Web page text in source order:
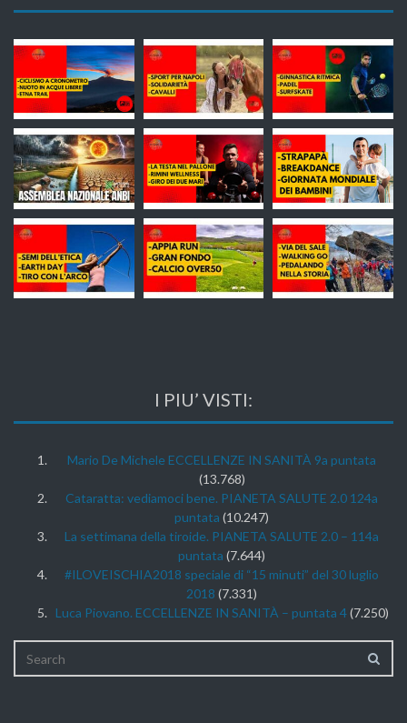
I PIU’ VISTI:
Mario De Michele ECCELLENZE IN SANITÀ 9a puntata
(13.768)
Cataratta: vediamoci bene. PIANETA SALUTE 2.0 124a
puntata (10.247)
La settimana della tiroide. PIANETA SALUTE 2.0 – 114a
puntata (7.644)
#ILOVEISCHIA2018 speciale di “15 minuti” del 30 luglio
2018 (7.331)
Luca Piovano. ECCELLENZE IN SANITÀ – puntata 4 (7.250)